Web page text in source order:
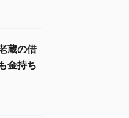
蔵の借
金持ち